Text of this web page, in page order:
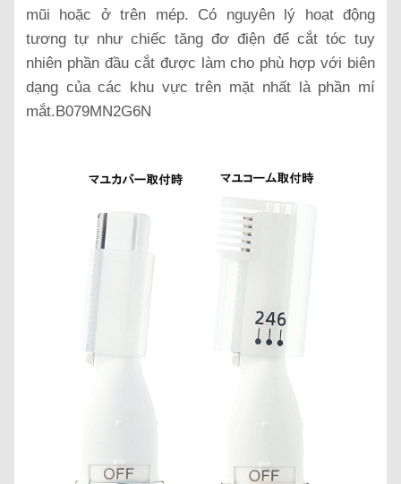
mũi hoặc ở trên mép. Có nguyên lý hoạt động
tương tự như chiếc tăng đơ điện để cắt tóc tuy
nhiên phần đầu cắt được làm cho phù hợp với biên
dạng của các khu vực trên mặt nhất là phần mí
mắt.B079MN2G6N